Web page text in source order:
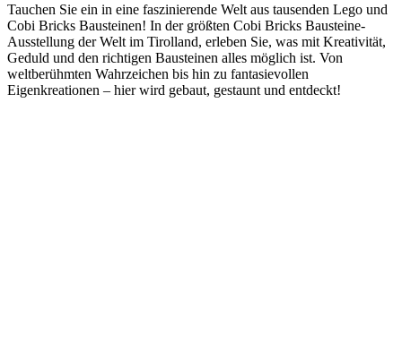
Tauchen Sie ein in eine faszinierende Welt aus tausenden Lego und
Cobi Bricks Bausteinen! In der größten Cobi Bricks Bausteine-
Ausstellung der Welt im Tirolland, erleben Sie, was mit Kreativität,
Geduld und den richtigen Bausteinen alles möglich ist. Von
weltberühmten Wahrzeichen bis hin zu fantasievollen
Eigenkreationen – hier wird gebaut, gestaunt und entdeckt!